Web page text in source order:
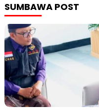
SUMBAWA POST